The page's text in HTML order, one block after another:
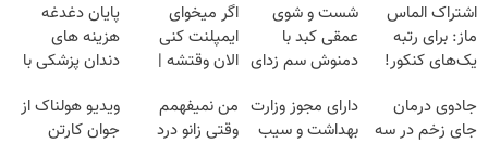
اشتراک الماس
ماز: برای رتبه
یک‌های کنکور!
شست و شوی
عمقی کبد با
دمنوش سم زدای
اگر میخوای
ایمپلنت کنی
الان وقتشه |
میلیون تومان!!!
پایان دغدغه
هزینه های
دندان پزشکی با
خانگی
جادوی درمان
جای زخم در سه
دارای مجوز وزارت
بهداشت و سیب
من نمیفهمم
وقتی زانو درد
ویدیو هولناک از
جوان کارتن